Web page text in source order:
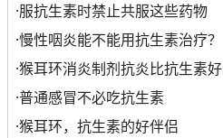
·服抗生素时禁止共服这些药物
·慢性咽炎能不能用抗生素治疗？
·猴耳环消炎制剂抗炎比抗生素好
·普通感冒不必吃抗生素
·猴耳环，抗生素的好伴侣